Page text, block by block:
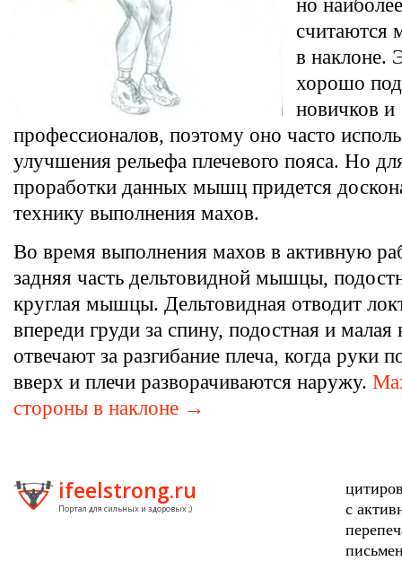
но
считаются
в наклоне.
хорошо
новичков и
профессионалов, поэтому оно часто
улучшения рельефа плечевого пояса. Но
проработки данных мышц придется
технику выполнения махов.
Во время выполнения махов в активную
задняя часть дельтовидной мышцы,
круглая мышцы. Дельтовидная отводит
впереди груди за спину, подостная и малая
отвечают за разгибание плеча, когда руки
вверх и плечи разворачиваются наружу.
стороны в наклоне →
ifeelstrong.ru
Портал для сильных и здоровых ;)
с